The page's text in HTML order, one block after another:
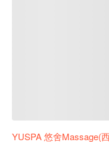
YUSPA 悠舍Massage(